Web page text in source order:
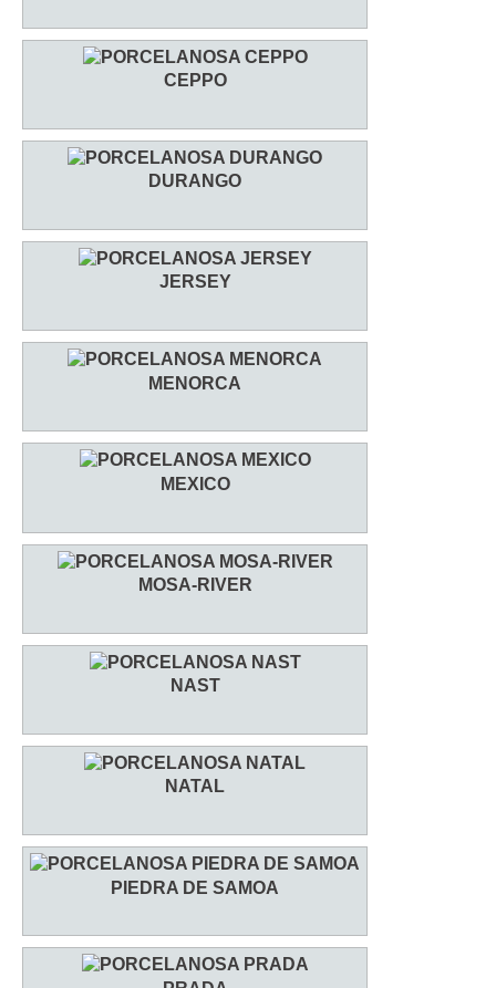
CEPPO
DURANGO
JERSEY
MENORCA
MEXICO
MOSA-RIVER
NAST
NATAL
PIEDRA DE SAMOA